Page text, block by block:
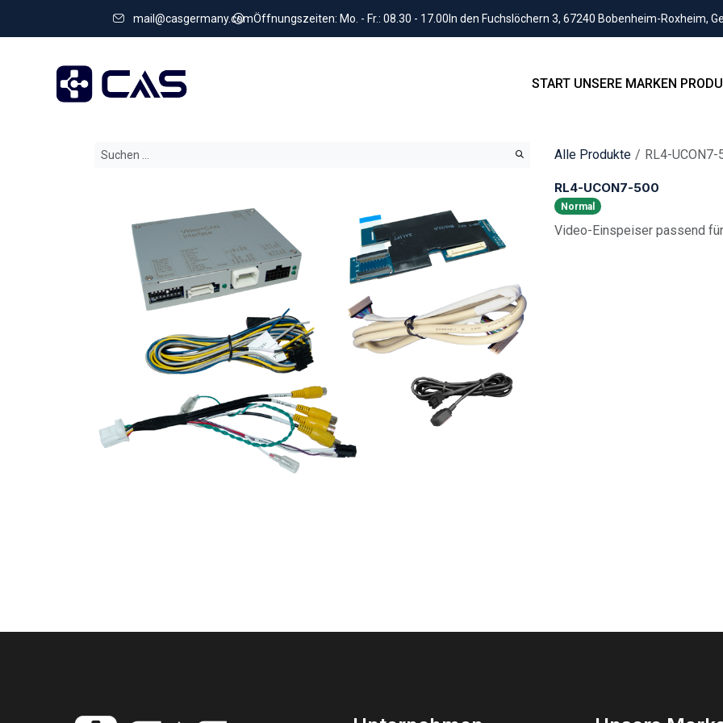
mail@casgermany.comÖffnungszeiten: Mo. - Fr.: 08.30 - 17.00 In den Fuchslöchern 3, 67240 Bobenheim-Roxheim,
START UNSERE MARKEN
Alle Produkte RL4-UCON7-
RL4-UCON7-500
Normal
Video-Einspeiser passend